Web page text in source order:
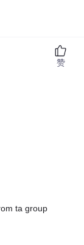
ta group
赞